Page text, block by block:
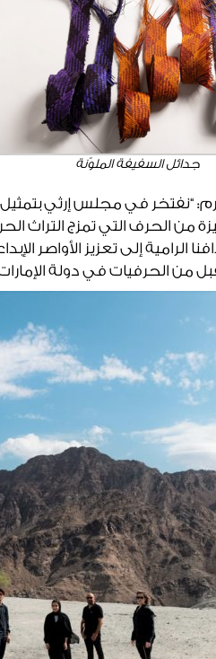
جدائل السفيفة الملوّنة
“نفتخر في مجلس إرثي بتمثيل
من الحرف التي تمزج التراث
الرامية إلى تعزيز الأواصر
من الحرفيات في دولة